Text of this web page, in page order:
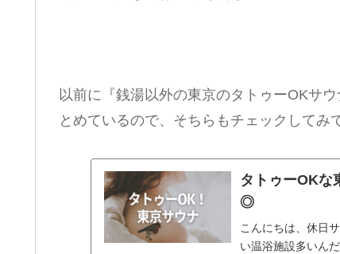
以前に『銭湯以外の東京のタトゥーOKサ
とめているので、そちらもチェックしてみ
タトゥーOKな
◎
こんにちは、休日
い温浴施設多いん